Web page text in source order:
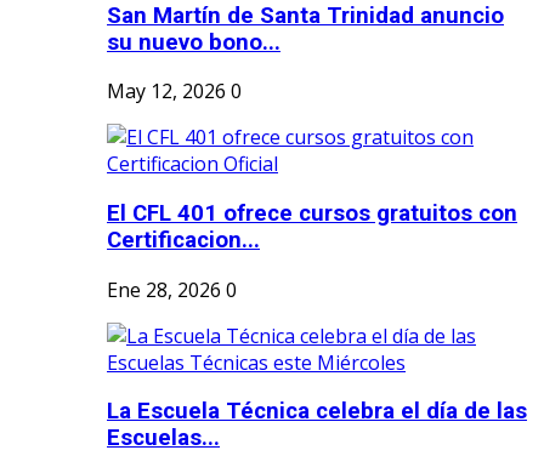
San Martín de Santa Trinidad anuncio
su nuevo bono...
May 12, 2026 0
El CFL 401 ofrece cursos gratuitos con
Certificacion...
Ene 28, 2026 0
La Escuela Técnica celebra el día de las
Escuelas...